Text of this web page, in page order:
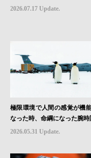
ン"｜Brand Picks #08
2026.07.17 Update.
極限環境で人間の感覚が機
なった時、命綱になった腕時
2026.05.31 Update.